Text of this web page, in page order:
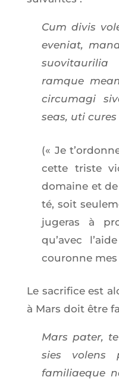
Cum divis
eve­niat,
ramque
cir­cu­ma­gi
seas, uti
(« Je
cette triste
domaine et
té, soit
juge­ras à
qu’a­vec
cou­ronne mes
Le sacri­fice est
à Mars doit être
Mars pater,
sies volens
fami­liaeque